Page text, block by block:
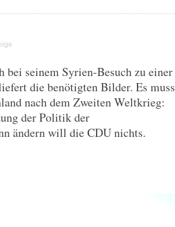
bei seinem Syrien-Besuch zu einer
die benötigten Bilder. Es muss
nach dem Zweiten Weltkrieg:
der Politik der
ändern will die CDU nichts.